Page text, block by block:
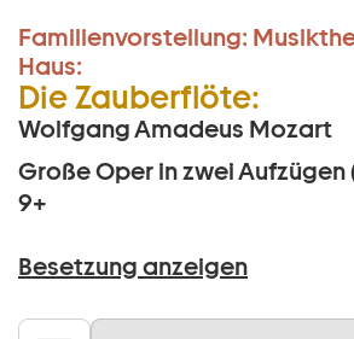
Familienvorstellung:
Haus:
Die Zauberflöte:
Wolfgang Amadeus Mozart
Große Oper in zwei Aufzügen
9+
Besetzung anzeigen